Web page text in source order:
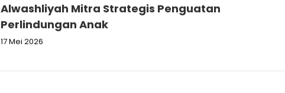
Alwashliyah Mitra Strategis Penguatan
Perlindungan Anak
17 Mei 2026